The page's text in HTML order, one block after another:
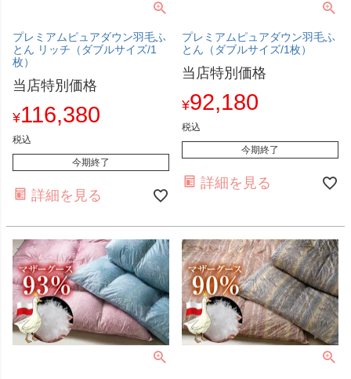
プレミアムピュアダウン羽毛ふ
とん リッチ（ダブルサイズ/1
枚）
当店特別価格
¥116,380
税込
今期終了
詳細を見る
プレミアムピュアダウン羽毛ふ
とん（ダブルサイズ/1枚）
当店特別価格
¥92,180
税込
今期終了
詳細を見る